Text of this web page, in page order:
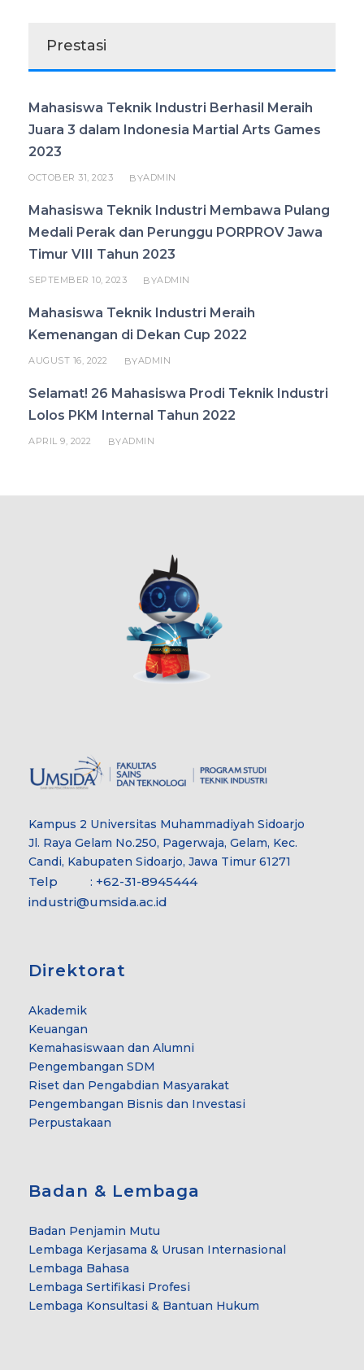
Prestasi
Mahasiswa Teknik Industri Berhasil Meraih
Juara 3 dalam Indonesia Martial Arts Games
2023
OCTOBER 31, 2023 BYADMIN
Mahasiswa Teknik Industri Membawa Pulang
Medali Perak dan Perunggu PORPROV Jawa
Timur VIII Tahun 2023
SEPTEMBER 10, 2023 BYADMIN
Mahasiswa Teknik Industri Meraih
Kemenangan di Dekan Cup 2022
AUGUST 16, 2022 BYADMIN
Selamat! 26 Mahasiswa Prodi Teknik Industri
Lolos PKM Internal Tahun 2022
APRIL 9, 2022 BYADMIN
Kampus 2 Universitas Muhammadiyah Sidoarjo
Jl. Raya Gelam No.250, Pagerwaja, Gelam, Kec.
Candi, Kabupaten Sidoarjo, Jawa Timur 61271
Telp : +62-31-8945444
industri@umsida.ac.id
Direktorat
Akademik
Keuangan
Kemahasiswaan dan Alumni
Pengembangan SDM
Riset dan Pengabdian Masyarakat
Pengembangan Bisnis dan Investasi
Perpustakaan
Badan & Lembaga
Badan Penjamin Mutu
Lembaga Kerjasama & Urusan Internasional
Lembaga Bahasa
Lembaga Sertifikasi Profesi
Lembaga Konsultasi & Bantuan Hukum